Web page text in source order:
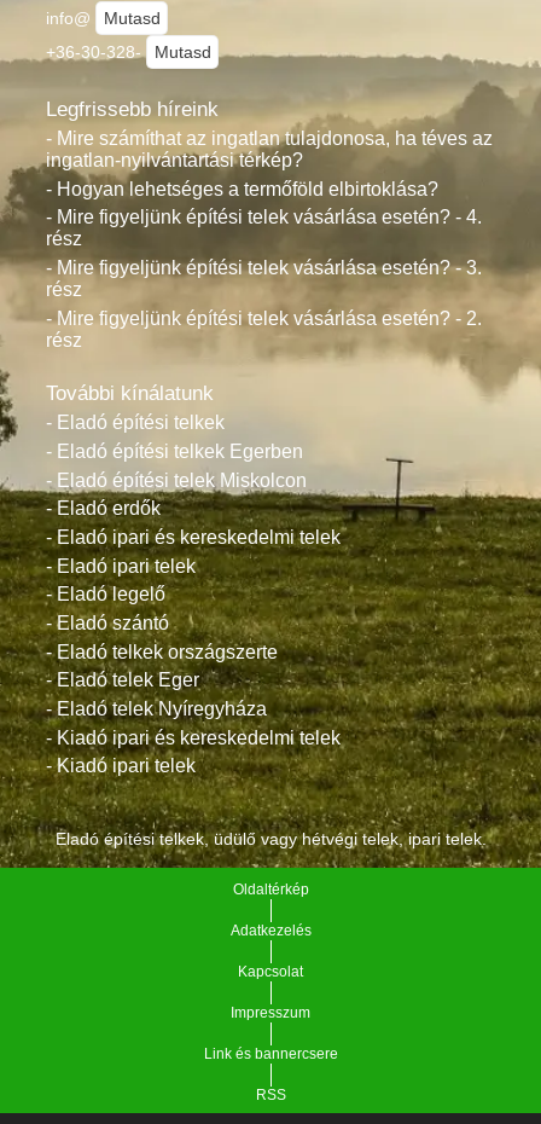
info@
Mutasd
+36-30-328-
Mutasd
Legfrissebb híreink
- Mire számíthat az ingatlan tulajdonosa, ha téves az
ingatlan-nyilvántartási térkép?
- Hogyan lehetséges a termőföld elbirtoklása?
- Mire figyeljünk építési telek vásárlása esetén? - 4.
rész
- Mire figyeljünk építési telek vásárlása esetén? - 3.
rész
- Mire figyeljünk építési telek vásárlása esetén? - 2.
rész
További kínálatunk
- Eladó építési telkek
- Eladó építési telkek Egerben
- Eladó építési telek Miskolcon
- Eladó erdők
- Eladó ipari és kereskedelmi telek
- Eladó ipari telek
- Eladó legelő
- Eladó szántó
- Eladó telkek országszerte
- Eladó telek Eger
- Eladó telek Nyíregyháza
- Kiadó ipari és kereskedelmi telek
- Kiadó ipari telek
Eladó építési telkek, üdülő vagy hétvégi telek, ipari telek.
Oldaltérkép
Adatkezelés
Kapcsolat
Impresszum
Link és bannercsere
RSS